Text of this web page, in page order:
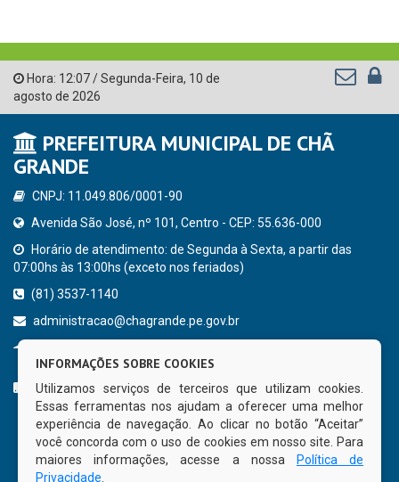
Hora: 12:07/Segunda-Feira, 10 de
agosto de 2026
PREFEITURA MUNICIPAL DE CHÃ
GRANDE
CNPJ: 11.049.806/0001-90
Avenida São José, nº 101, Centro - CEP: 55.636-000
Horário de atendimento: de Segunda à Sexta, a partir das
07:00hs às 13:00hs (exceto nos feriados)
(81) 3537-1140
administracao@chagrande.pe.gov.br
CURTA NOSSA FAN PAGE
INFORMAÇÕES SOBRE COOKIES
Utilizamos serviços de terceiros que utilizam cookies.
Essas ferramentas nos ajudam a oferecer uma melhor
experiência de navegação. Ao clicar no botão “Aceitar”
você concorda com o uso de cookies em nosso site. Para
maiores informações, acesse a nossa
Política de
Privacidade